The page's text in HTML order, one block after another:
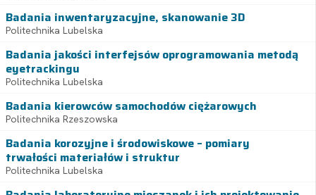
Badania inwentaryzacyjne, skanowanie 3D
Politechnika Lubelska
Badania jakości interfejsów oprogramowania metodą
eyetrackingu
Politechnika Lubelska
Badania kierowców samochodów ciężarowych
Politechnika Rzeszowska
Badania korozyjne i środowiskowe – pomiary
trwałości materiałów i struktur
Politechnika Lubelska